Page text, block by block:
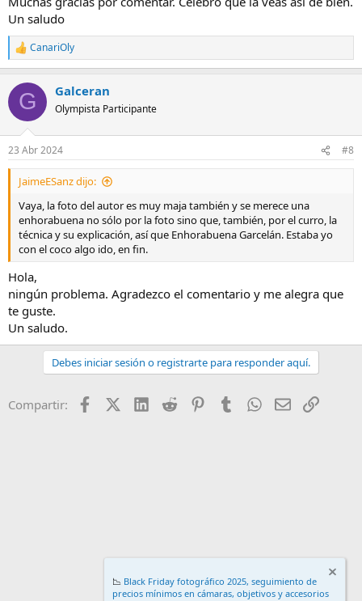
Un saludo
R
e
c
i
e
s
CanariOly
G Galceran
Olympista Participante
23 Abr 2024 #8
JaimeESanz dijo:
Vaya, la foto del autor es muy maja también y se merece una
enhorabuena no sólo por la foto sino que, también, por el curro, la
técnica y su explicación, así que Enhorabuena Garcelán. Estaba yo
con el coco algo ido, en fin.
Hola,
ningún problema. Agradezco el comentario y me alegra que
te guste.
Un saludo.
Debes iniciar sesión o registrarte para responder aquí.
Compartir: FacebookX (Twitter)
LinkedIn
Reddit PinterestTumblr WhatsApp
EmailEnlace
📉 Black Friday fotográfico 2025, seguimiento de
precios mínimos en cámaras, objetivos y accesorios